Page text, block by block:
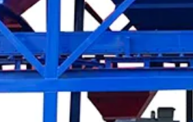
Мобильная грунтосмесительная